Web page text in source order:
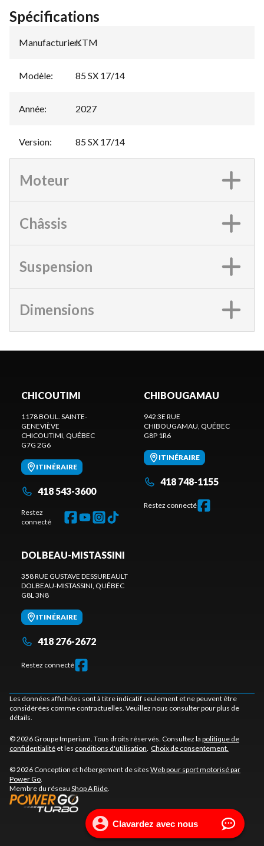
Spécifications
Manufacturier:
KTM
Modèle: 85 SX 17/14
Année: 2027
Version: 85 SX 17/14
Moteur
Châssis
Suspension
Dimensions
CHICOUTIMI
1178 BOUL. SAINTE-
GENEVIÈVE
CHICOUTIMI , QUÉBEC
G7G 2G6
ITINÉRAIRE
418 543-3600
Restez
connecté
CHIBOUGAMAU
942 3E RUE
CHIBOUGAMAU , QUÉBEC
G8P 1R6
ITINÉRAIRE
418 748-1155
Restez connecté
DOLBEAU-MISTASSINI
358 RUE GUSTAVE DESSUREAULT
DOLBEAU-MISTASSINI , QUÉBEC
G8L 3N8
ITINÉRAIRE
418 276-2672
Restez connecté
Les données affichées sont à titre indicatif seulement et ne peuvent être
considérées comme contractuelles. Veuillez nous consulter pour plus de
détails.
© 2026 Groupe Imperium. Tous droits réservés. Consultez la politique de
confidentialité et les conditions d'utilisation Choix de consentement.
© 2026 Conception et hébergement de sites Web pour sport motorisé par
Power Go
Membre du réseau Shop A Ride